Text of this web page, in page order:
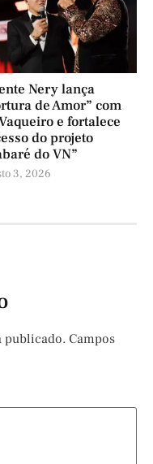
Nery lança
de Amor” com
e fortalece
do projeto
do VN”
3, 2026
publicado. Campos